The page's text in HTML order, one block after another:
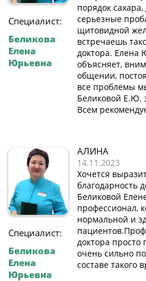
Специалист:
Беликова
Елена
Юрьевна
порядок
серьезные
щитовидной
встречаешь
доктора. Елена
объясняет,
общении,
все проблемы
Беликовой Е.Ю.
Всем
Специалист:
Беликова
Елена
Юрьевна
АЛИНА
14.11.2023
Хочется
благодарность
Беликовой
профессионал,
нормальной и
доктора просто
очень сильно
составе такого